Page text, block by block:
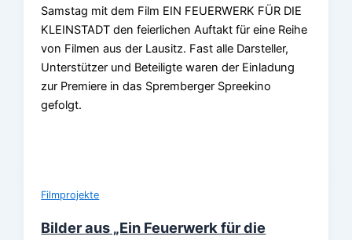
Samstag mit dem Film EIN FEUERWERK FÜR DIE
KLEINSTADT den feierlichen Auftakt für eine Reihe
von Filmen aus der Lausitz. Fast alle Darsteller,
Unterstützer und Beteiligte waren der Einladung
zur Premiere in das Spremberger Spreekino
gefolgt.
Filmprojekte
Bilder aus „Ein Feuerwerk für die